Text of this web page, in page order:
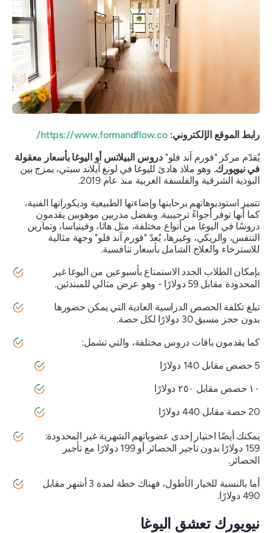
رابط الموقع الإلكتروني: https://www.formandflow.co/
يُقدّم مركز "فورم آند فلو"دروس البيلاتس أو اليوغا بأسعار معقولة
في نيويورك.وهو ملاذ هادئ لليوغا في لونغ آيلاند سيتي، يمزج بين
البوذية الشرقية والفلسفة الغربية منذ عام 2019.
تتميز استوديوهاتهم برحابتها وإضاءتها الطبيعية وديكوراتها الفنية،
كما أنها توفر أجواءً ترحيبية. وبفضل مدربين موهوبين يقدمون
دروسًا في اليوغا من أنواع مختلفة، مثل هاثا، وفينياسا، وتمارين
التنفس، والريكي، وغيرها، يُعدّ "فورم آند فلو" وجهة مثالية
للاسترخاء والعلاج الشامل بأسعار تنافسية.
بإمكان الطلاب الجدد الاستمتاع بأسبوعين من اليوغا غير
المحدودة مقابل 59 دولارًا - وهو عرض مثالي للمبتدئين.
تبلغ تكلفة الحصص الدراسية العادية التي يمكن حضورها
بدون حجز مسبق 30 دولارًا لكل حصة.
كما يقدمون باقات دروس مختلفة، والتي تشمل:
١٠ حصص مقابل ٢٥٠ دولارًا
20 حصة مقابل 440 دولارًا
يمكنك أيضًا اختيار إحدى عضوياتهم الشهرية غير المحدودة:
159 دولارًا بدون تأجير الحصائر أو 199 دولارًا مع تأجير
الحصائر.
أما بالنسبة للخيار الأطول، فهناك خطة لمدة 3 أشهر مقابل
490 دولارًا.
نيويورك تعشق اليوغا